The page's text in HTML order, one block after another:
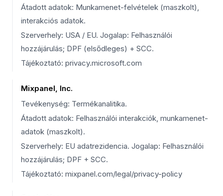
Átadott adatok: Munkamenet-felvételek (maszkolt),
interakciós adatok.
Szerverhely: USA / EU. Jogalap: Felhasználói
hozzájárulás; DPF (elsődleges) + SCC.
Tájékoztató: privacy.microsoft.com
Mixpanel, Inc.
Tevékenység: Termékanalitika.
Átadott adatok: Felhasználói interakciók, munkamenet-
adatok (maszkolt).
Szerverhely: EU adatrezidencia. Jogalap: Felhasználói
hozzájárulás; DPF + SCC.
Tájékoztató: mixpanel.com/legal/privacy-policy